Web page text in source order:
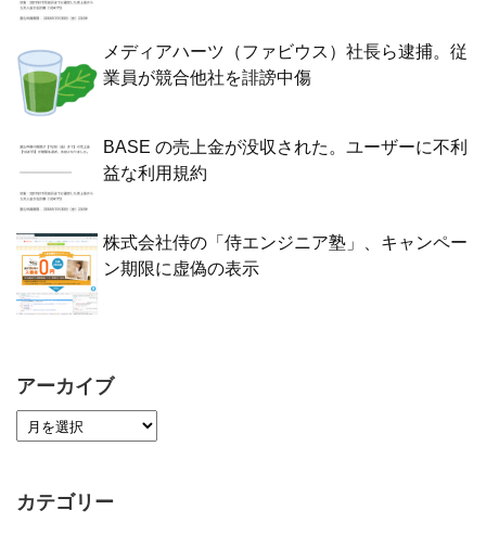
メディアハーツ（ファビウス）社長ら逮捕。従
業員が競合他社を誹謗中傷
BASE の売上金が没収された。ユーザーに不利
益な利用規約
株式会社侍の「侍エンジニア塾」、キャンペー
ン期限に虚偽の表示
アーカイブ
カテゴリー